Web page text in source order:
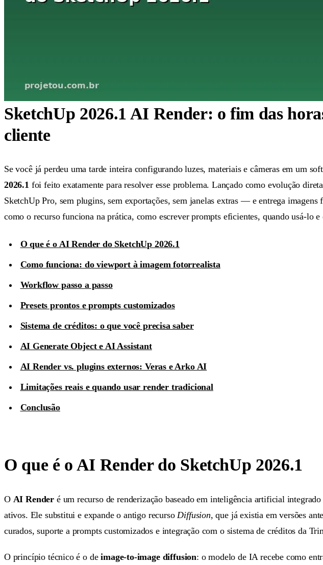
SketchUp 2026.1 AI Render: o fim das
cliente
Se você já perdeu uma tarde inteira configurando luzes, materiais e câmeras em um
2026.1 foi feito exatamente para resolver esse problema. Lançado como evolução
SketchUp Pro, sem plugins, sem exportações, sem janelas extras — e entrega
como o recurso funciona na prática, como escrever prompts eficientes, quando usá-lo
O que é o AI Render do SketchUp 2026.1
Como funciona: do viewport à imagem fotorrealista
Workflow passo a passo
Presets prontos e prompts customizados
Sistema de créditos: o que você precisa saber
AI Generate Object e AI Assistant
AI Render vs. plugins externos: Veras e Arko AI
Limitações reais e quando usar render tradicional
Conclusão
O que é o AI Render do SketchUp 2026.1
O AI Render é um recurso de renderização baseado em inteligência artificial
ativos. Ele substitui e expande o antigo recurso Diffusion, que já existia em versões
curados, suporte a prompts customizados e integração com o sistema de créditos da
O princípio técnico é o deimage-to-image diffusion: o modelo de IA recebe como